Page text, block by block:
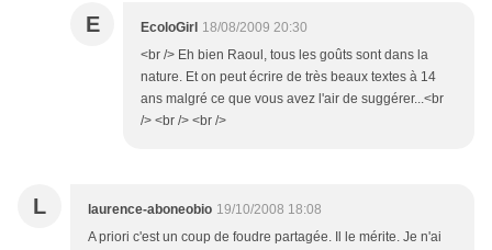
E EcoloGirl 18/08/2009 20:30
<br /> Eh bien Raoul, tous les goûts sont dans la
nature. Et on peut écrire de très beaux textes à 14
ans malgré ce que vous avez l'air de suggérer...<br
/> <br /> <br />
L laurence-aboneobio 19/10/2008 18:08
A priori c'est un coup de foudre partagée. Il le mérite. Je n'ai